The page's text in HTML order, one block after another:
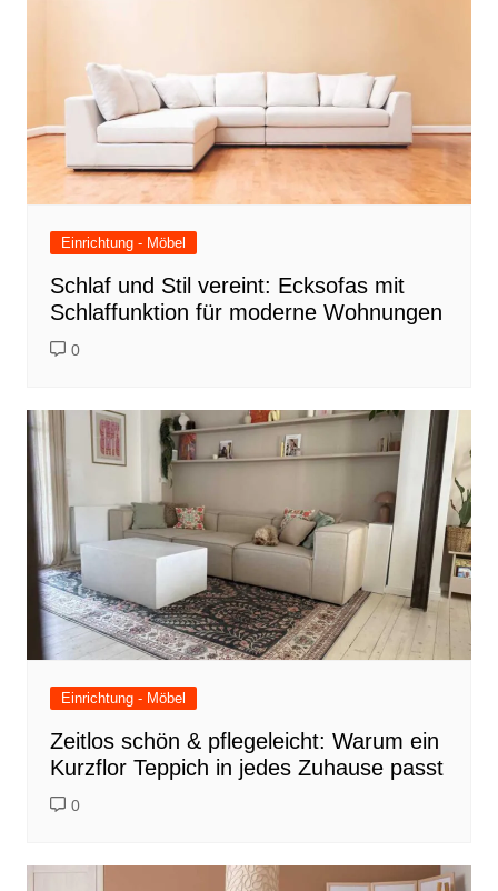
Einrichtung - Möbel
Schlaf und Stil vereint: Ecksofas mit
Schlaffunktion für moderne Wohnungen
0
Einrichtung - Möbel
Zeitlos schön & pflegeleicht: Warum ein
Kurzflor Teppich in jedes Zuhause passt
0